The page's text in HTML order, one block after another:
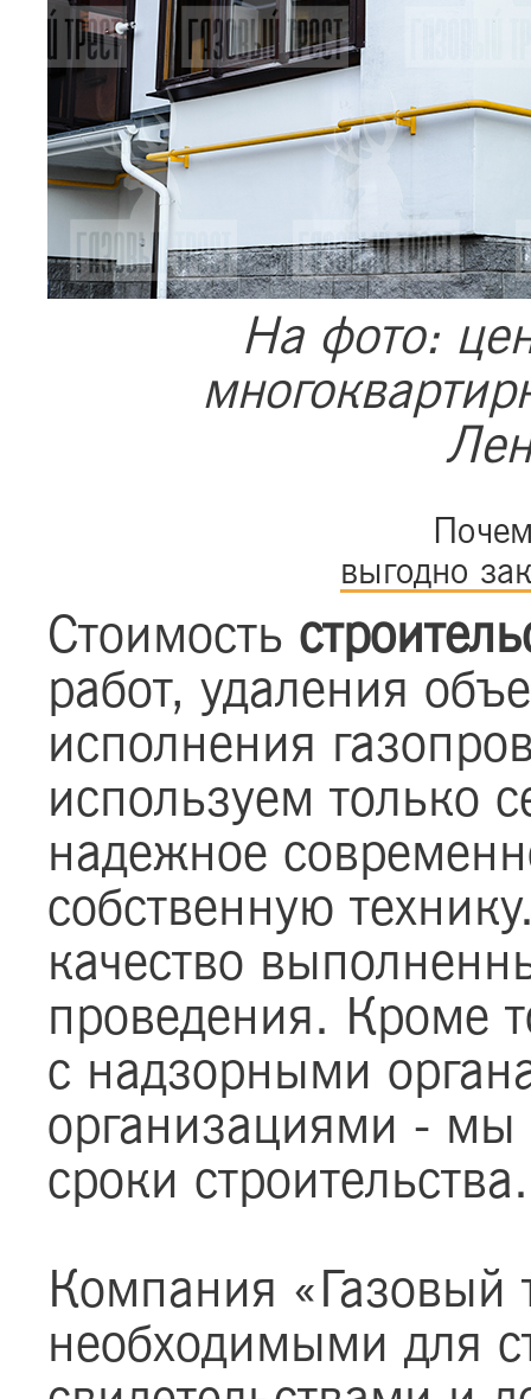
На фото:
выгодно
Стоимость
работ, удаления
исполнения
используем только
надежное
собственную
качество
проведения. Кроме
с надзорными
организациями - мы
сроки строительства.
Компания «Газовый
необходимыми для